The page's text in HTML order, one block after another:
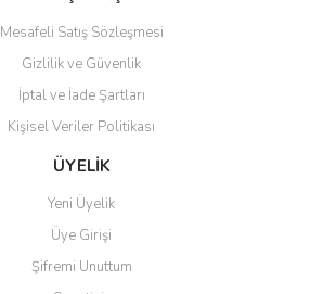
Mesafeli Satış Sözleşmesi
Gizlilik ve Güvenlik
İptal ve İade Şartları
Kişisel Veriler Politikası
ÜYELİK
Yeni Üyelik
Üye Girişi
Şifremi Unuttum